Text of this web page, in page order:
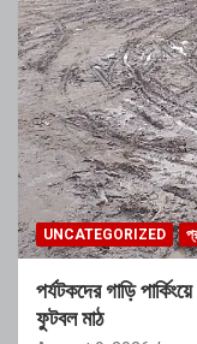
UNCATEGORIZED
পর্যটকদের গাড়ি
ফুটবল মাঠ